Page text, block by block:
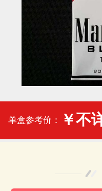
单盒参考价： ￥不